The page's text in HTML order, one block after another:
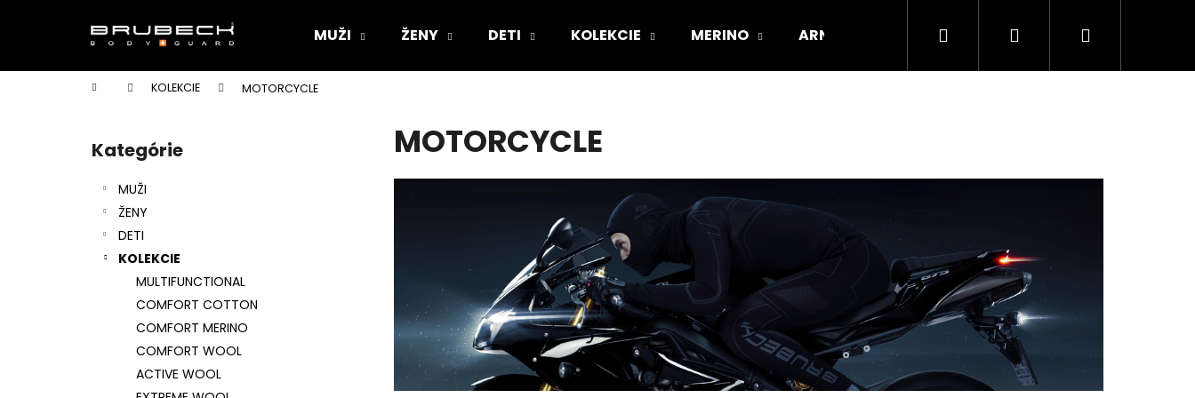
MUŽI ŽENY DETI KOLEKCIE MERINO ARNOX VÝPREDAJHľadať PrihlásenieNákupný
Domov KOLEKCIE MOTORCYCLE
Preskočiť
kategórie
Kategórie
MUŽI
ŽENY
DETI
KOLEKCIE
MULTIFUNCTIONAL
COMFORT COTTON
COMFORT MERINO
COMFORT WOOL
ACTIVE WOOL
MOTORCYCLE
í
Späť
do
Späť
do
Odporúčame